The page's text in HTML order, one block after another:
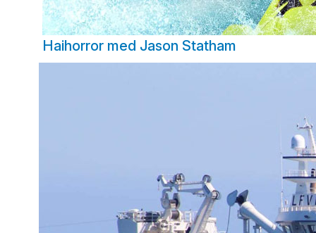
Haihorror med Jason Statham